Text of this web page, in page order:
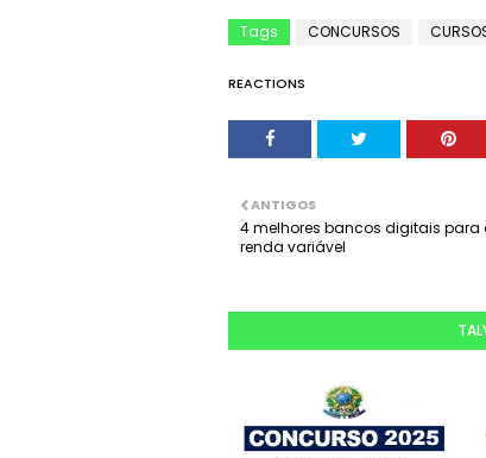
Tags CONCURSOS
REACTIONS
ANTIGOS
4 melhores bancos digitais para
renda variável